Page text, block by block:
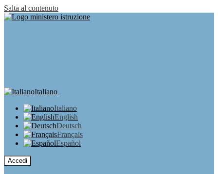
Salta al contenuto
Italiano
Italiano
English
Deutsch
Français
Español
Accedi